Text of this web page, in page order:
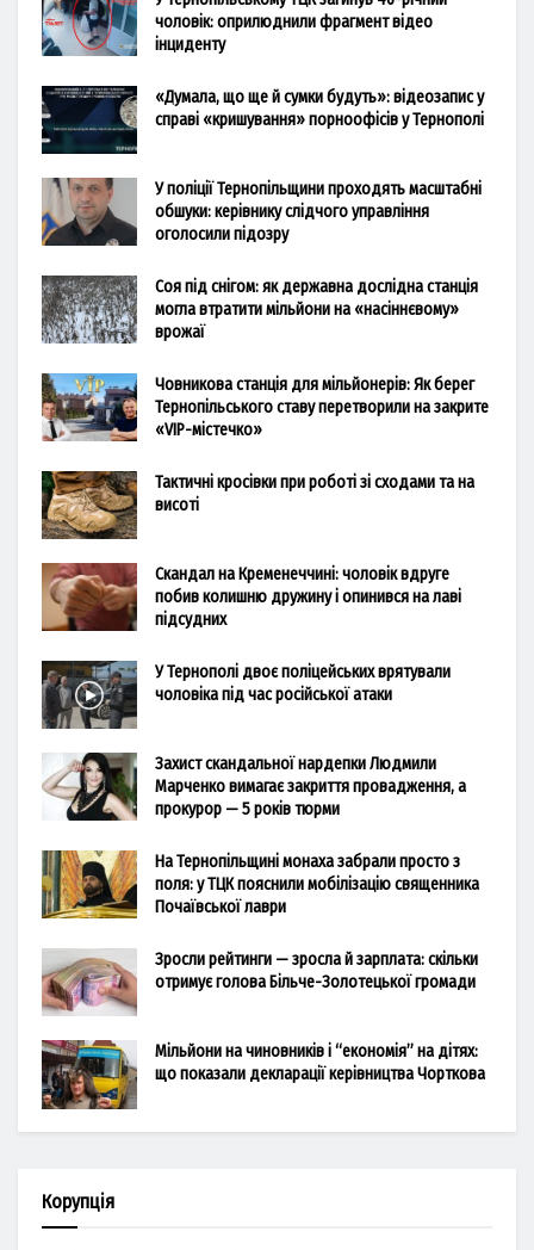
чоловік: оприлюднили фрагмент відео
інциденту
«Думала, що ще й сумки будуть»: відеозапис у
справі «кришування» порноофісів у Тернополі
У поліції Тернопільщини проходять масштабні
обшуки: керівнику слідчого управління
оголосили підозру
Соя під снігом: як державна дослідна станція
могла втратити мільйони на «насіннєвому»
врожаї
Човникова станція для мільйонерів: Як берег
Тернопільського ставу перетворили на закрите
«VIP-містечко»
Тактичні кросівки при роботі зі сходами та на
висоті
Скандал на Кременеччині: чоловік вдруге
побив колишню дружину і опинився на лаві
підсудних
У Тернополі двоє поліцейських врятували
чоловіка під час російської атаки
Захист скандальної нардепки Людмили
Марченко вимагає закриття провадження, а
прокурор — 5 років тюрми
На Тернопільщині монаха забрали просто з
поля: у ТЦК пояснили мобілізацію священника
Почаївської лаври
Зросли рейтинги — зросла й зарплата: скільки
отримує голова Більче-Золотецької громади
Мільйони на чиновників і “економія” на дітях:
що показали декларації керівництва Чорткова
Корупція